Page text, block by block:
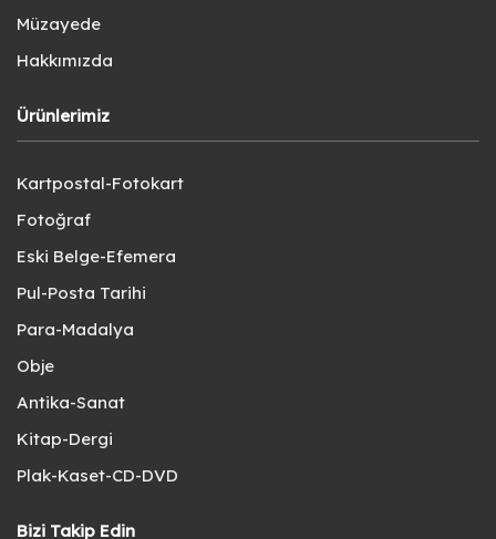
Müzayede
Hakkımızda
Ürünlerimiz
Kartpostal-Fotokart
Fotoğraf
Eski Belge-Efemera
Pul-Posta Tarihi
Para-Madalya
Obje
Antika-Sanat
Kitap-Dergi
Plak-Kaset-CD-DVD
Bizi Takip Edin